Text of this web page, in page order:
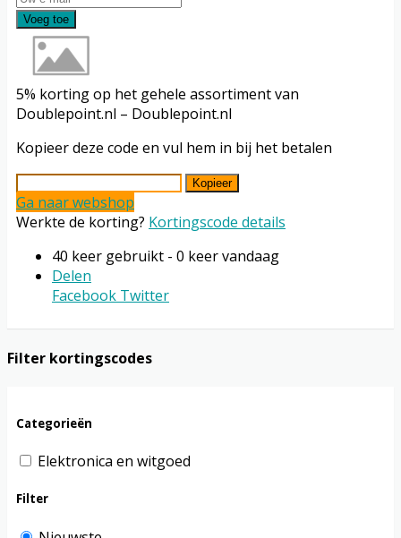
Voeg toe
5% korting op het gehele assortiment van
Doublepoint.nl – Doublepoint.nl
Kopieer deze code en vul hem in bij het betalen
Kopieer
Ga naar webshop
Werkte de korting? Kortingscode details
40 keer gebruikt - 0 keer vandaag
Delen
Facebook Twitter
Filter kortingscodes
Categorieën
Elektronica en witgoed
Filter